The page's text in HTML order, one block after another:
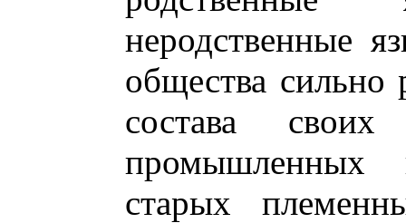
неродственные
общества сильно
состава
промышленных
старых